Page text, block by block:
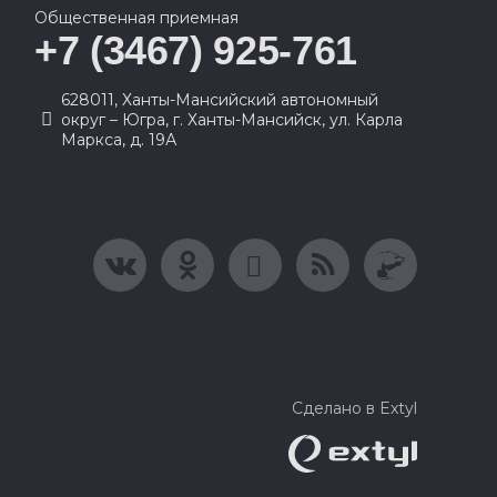
Общественная приемная
+7 (3467) 925-761
628011, Ханты-Мансийский автономный
округ – Югра, г. Ханты-Мансийск, ул. Карла
Маркса, д. 19А
Сделано в Extyl